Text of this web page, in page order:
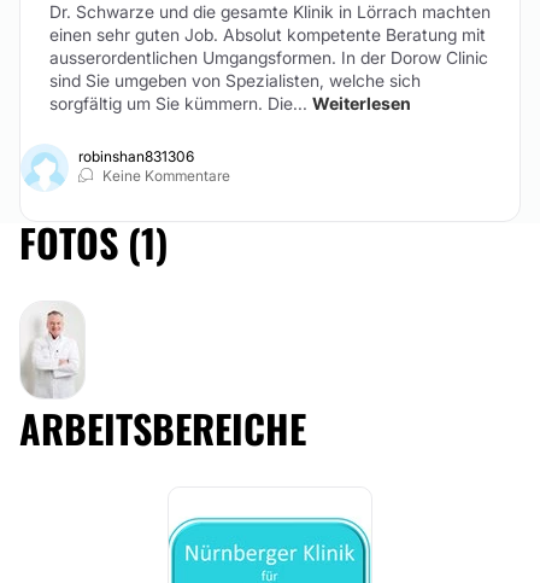
Dr. Schwarze und die gesamte Klinik in Lörrach machten
einen sehr guten Job. Absolut kompetente Beratung mit
ausserordentlichen Umgangsformen. In der Dorow Clinic
sind Sie umgeben von Spezialisten, welche sich
sorgfältig um Sie kümmern. Die... Weiterlesen
robinshan831306
Keine Kommentare
FOTOS (1)
ARBEITSBEREICHE